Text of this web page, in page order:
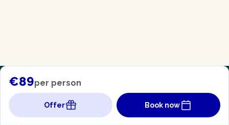
€89per person
Offer Book now